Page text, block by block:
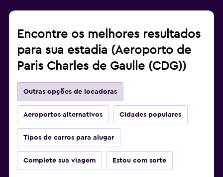
Encontre os melhores resultados
para sua estadia (Aeroporto de
Paris Charles de Gaulle (CDG))
Outras opções de locadoras
Aeroportos alternativos Cidades populares
Tipos de carros para alugar
Complete sua viagem Estou com sorte